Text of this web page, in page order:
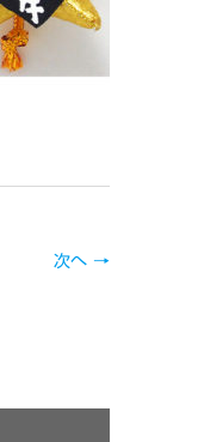
次へ →